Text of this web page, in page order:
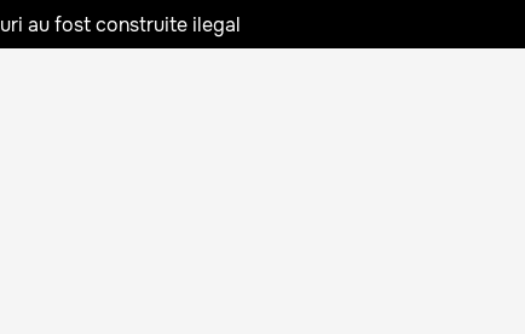
au fost construite ilegal